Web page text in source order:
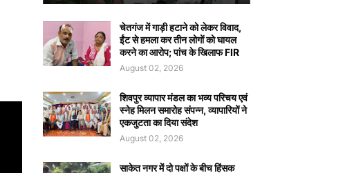
चेतगंज में गाड़ी हटाने को लेकर विवाद,
ईंट से हमला कर तीन लोगों को घायल
करने का आरोप; पांच के खिलाफ FIR
August 02, 2026
शिवपुर व्यापार मंडल का भव्य परिचय एवं
स्नेह मिलन समारोह संपन्न, व्यापारियों ने
एकजुटता का दिया संदेश
August 02, 2026
साकेत नगर में दो पक्षों के बीच हिंसक